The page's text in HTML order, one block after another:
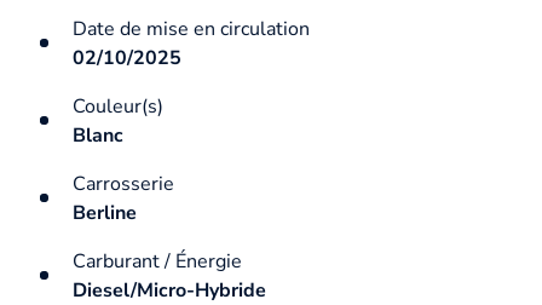
Date de mise en circulation
02/10/2025
Couleur(s)
Blanc
Carrosserie
Berline
Carburant / Énergie
Diesel/Micro-Hybride